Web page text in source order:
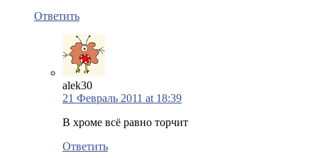
Ответить
alek30
21 Февраль 2011 at 18:39
В хроме всё равно торчит
Ответить